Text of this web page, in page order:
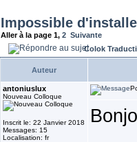
Impossible
Aller à la page 1, 2 Suivante
Colok
Auteur
antoniuslux
Nouveau Colloque
Inscrit le: 22 Janvier 2018
Messages: 15
Localisation: fr